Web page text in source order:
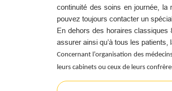
continuité des soins en journée,
pouvez toujours contacter un
En dehors des horaires
assurer ainsi qu’à tous les
Concernant l’organisation des
leurs cabinets ou ceux de leurs